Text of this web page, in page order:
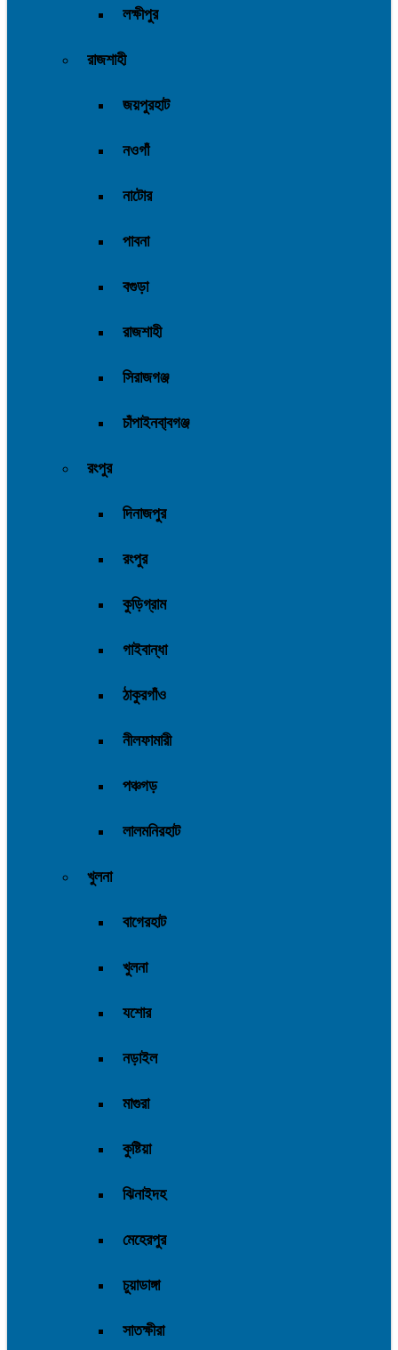
লক্ষীপুর
রাজশাহী
জয়পুরহাট
নওগাঁ
নাটোর
পাবনা
বগুড়া
রাজশাহী
সিরাজগঞ্জ
চাঁপাইনবা্বগঞ্জ
রংপুর
দিনাজপুর
রংপুর
কুড়িগ্রাম
গাইবান্ধা
ঠাকুরগাঁও
নীলফামারী
পঞ্চগড়
লালমনিরহাট
খুলনা
বাগেরহাট
খুলনা
যশোর
নড়াইল
মাগুরা
কুষ্টিয়া
ঝিনাইদহ
মেহেরপুর
চুয়াডাঙ্গা
সাতক্ষীরা